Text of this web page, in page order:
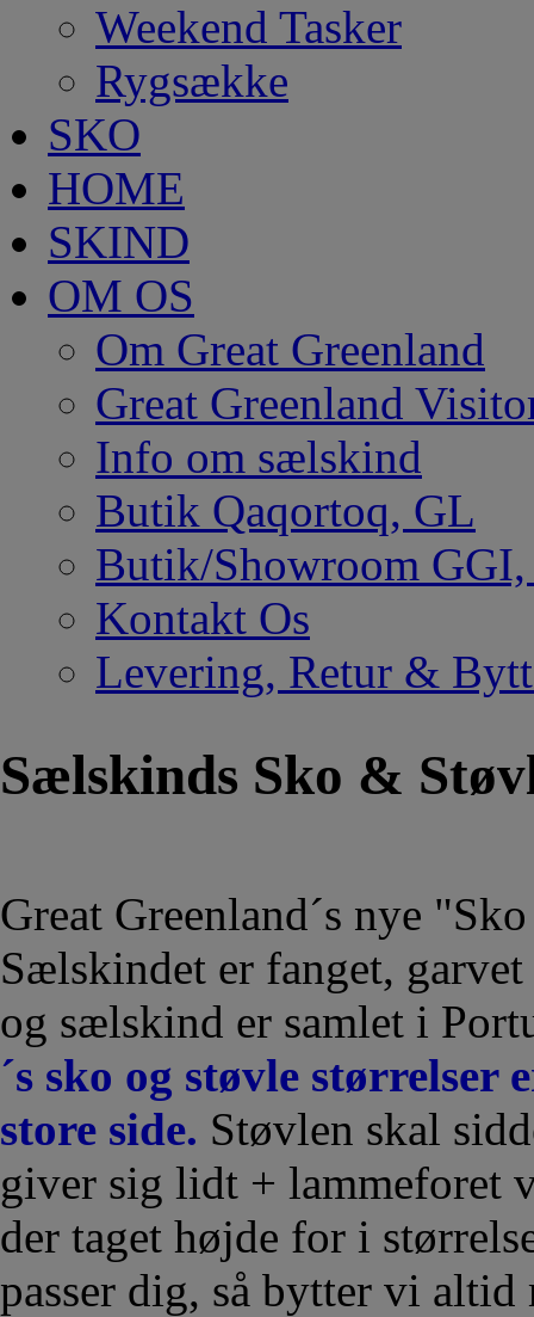
Weekend Tasker
Rygsække
SKO
HOME
SKIND
OM OS
Om Great Greenland
Great Greenland
Info om sælskind
Butik Qaqortoq, GL
Butik/Showroom
Kontakt Os
Levering, Retur &
Sælskinds Sko &
Great Greenland´s nye
Sælskindet er fanget,
og sælskind er samlet i
´s sko og støvle
store side. Støvlen skal
giver sig lidt + lammeforet
der taget højde for i
passer dig, så bytter vi